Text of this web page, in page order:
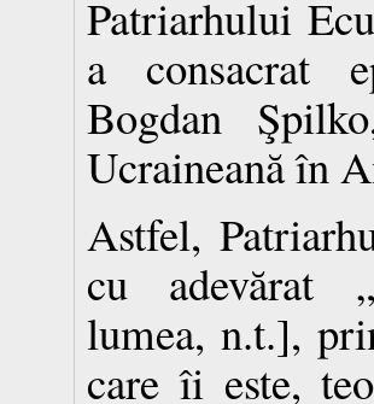
Patriarhului
a consacrat
Bogdan
Ucraineană în
Astfel,
cu adevărat
lumea, n.t.],
care îi este,